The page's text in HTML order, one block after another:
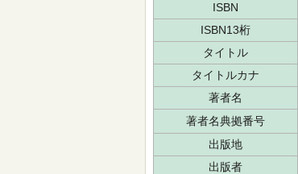
ISBN
ISBN13桁
タイトル
タイトルカナ
著者名
著者名典拠番号
出版地
出版者